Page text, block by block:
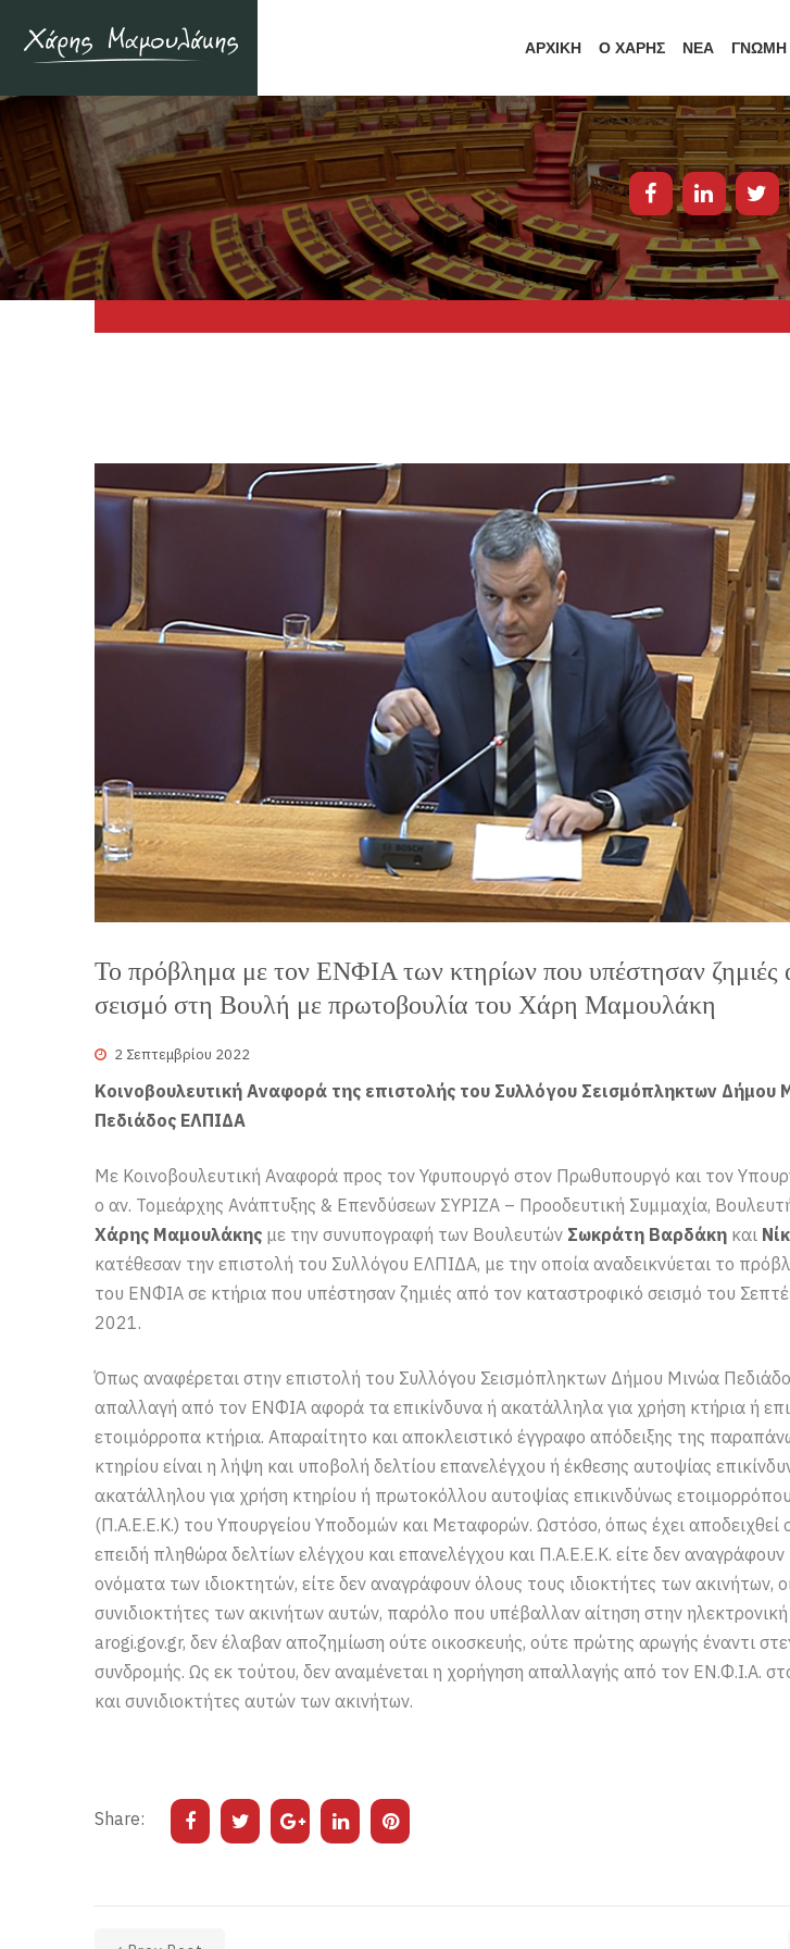
ΑΡΧΙΚΗ Ο ΧΑΡΗΣ ΝΕΑ ΓΝΩΜΗ
Το πρόβλημα με τον ΕΝΦΙΑ των κτηρίων που υπέστησαν ζημιές
σεισμό στη Βουλή με πρωτοβουλία του Χάρη Μαμουλάκη
2 Σεπτεμβρίου 2022
Κοινοβουλευτική Αναφορά της επιστολής του Συλλόγου Σεισμόπληκτων Δήμου
Πεδιάδος ΕΛΠΙΔΑ
Με Κοινοβουλευτική Αναφορά προς τον Υφυπουργό στον Πρωθυπουργό και τον
ο αν. Τομεάρχης Ανάπτυξης & Επενδύσεων ΣΥΡΙΖΑ – Προοδευτική Συμμαχία,
Χάρης Μαμουλάκης με την συνυπογραφή των Βουλευτών Σωκράτη Βαρδάκη και
κατέθεσαν την επιστολή του Συλλόγου ΕΛΠΙΔΑ, με την οποία αναδεικνύεται το
του ΕΝΦΙΑ σε κτήρια που υπέστησαν ζημιές από τον καταστροφικό σεισμό του
2021.
Όπως αναφέρεται στην επιστολή του Συλλόγου Σεισμόπληκτων Δήμου Μινώα
απαλλαγή από τον ΕΝΦΙΑ αφορά τα επικίνδυνα ή ακατάλληλα για χρήση κτήρια ή
ετοιμόρροπα κτήρια. Απαραίτητο και αποκλειστικό έγγραφο απόδειξης της
κτηρίου είναι η λήψη και υποβολή δελτίου επανελέγχου ή έκθεσης αυτοψίας
ακατάλληλου για χρήση κτηρίου ή πρωτοκόλλου αυτοψίας επικινδύνως
(Π.Α.Ε.Ε.Κ.) του Υπουργείου Υποδομών και Μεταφορών. Ωστόσο, όπως έχει αποδειχθεί
επειδή πληθώρα δελτίων ελέγχου και επανελέγχου και Π.Α.Ε.Ε.Κ. είτε δεν
ονόματα των ιδιοκτητών, είτε δεν αναγράφουν όλους τους ιδιοκτήτες των ακινήτων,
συνιδιοκτήτες των ακινήτων αυτών, παρόλο που υπέβαλλαν αίτηση στην
arogi.gov.gr, δεν έλαβαν αποζημίωση ούτε οικοσκευής, ούτε πρώτης αρωγής έναντι
συνδρομής. Ως εκ τούτου, δεν αναμένεται η χορήγηση απαλλαγής από τον ΕΝ.Φ.Ι.Α.
και συνιδιοκτήτες αυτών των ακινήτων.
Share: